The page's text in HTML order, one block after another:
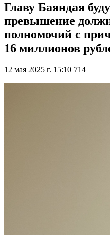
Главу Баяндая
превышение
полномочий с
16 миллионов
12 мая 2025 г. 15:10 714